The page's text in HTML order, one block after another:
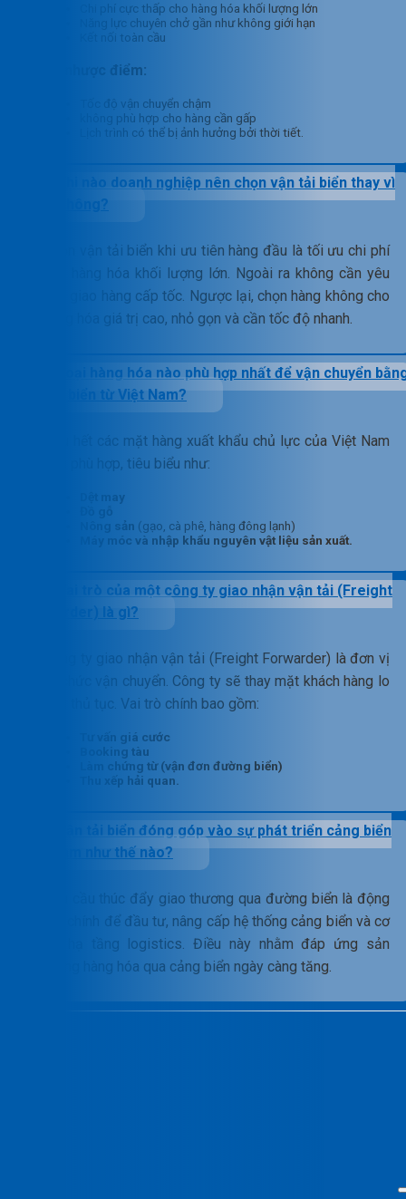
Chi phí cực thấp cho hàng hóa khối lượng lớn
Năng lực chuyên chở gần như không giới hạn
Kết nối toàn cầu
Về nhược điểm:
Tốc độ vận chuyển chậm
không phù hợp cho hàng cần gấp
Lịch trình có thể bị ảnh hưởng bởi thời tiết.
Khi nào doanh nghiệp nên chọn vận tải biển thay vì
hàng không?
Chọn vận tải biển khi ưu tiên hàng đầu là tối ưu chi phí
cho hàng hóa khối lượng lớn. Ngoài ra không cần yêu
cầu giao hàng cấp tốc. Ngược lại, chọn hàng không cho
hàng hóa giá trị cao, nhỏ gọn và cần tốc độ nhanh.
Loại hàng hóa nào phù hợp nhất để vận chuyển
đường biển từ Việt Nam?
Hầu hết các mặt hàng xuất khẩu chủ lực của Việt Nam
đều phù hợp, tiêu biểu như:
Dệt may
Đồ gỗ
Nông sản (gạo, cà phê, hàng đông lạnh)
Máy móc và nhập khẩu nguyên vật liệu sản xuất.
Vai trò của một công ty giao nhận vận tải (Freight
Forwarder) là gì?
Công ty giao nhận vận tải (Freight Forwarder) là đơn vị
tổ chức vận chuyển. Công ty sẽ thay mặt khách hàng lo
mọi thủ tục. Vai trò chính bao gồm:
Tư vấn giá cước
Booking tàu
Làm chứng từ (vận đơn đường biển)
Thu xếp hải quan.
Vận tải biển đóng góp vào sự phát triển cảng biển
Việt Nam như thế nào?
Nhu cầu thúc đẩy giao thương qua đường biển là động
lực chính để đầu tư, nâng cấp hệ thống cảng biển và cơ
sở hạ tầng logistics. Điều này nhằm đáp ứng sản
lượng hàng hóa qua cảng biển ngày càng tăng.